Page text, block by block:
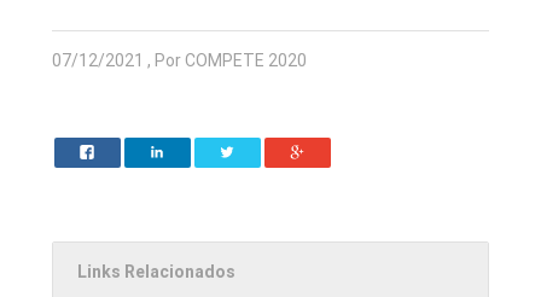
07/12/2021 , Por COMPETE 2020
Links Relacionados